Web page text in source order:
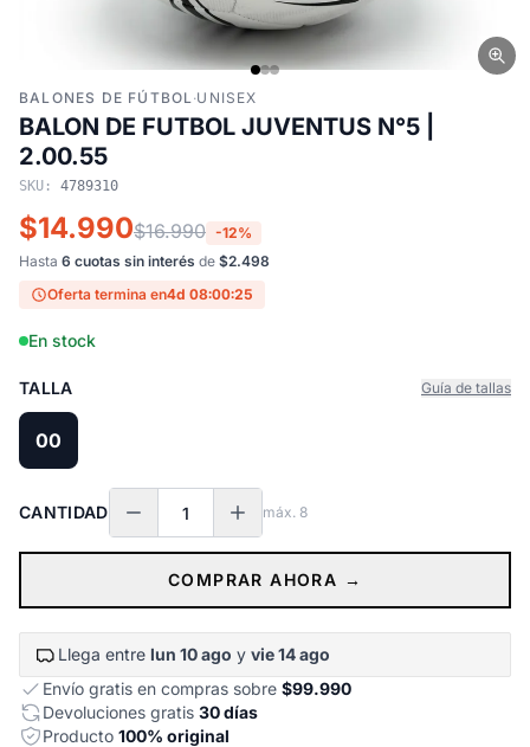
BALONES DE FÚTBOL·UNISEX
BALON DE FUTBOL JUVENTUS N°5 |
2.00.55
SKU: 4789310
$14.990$16.990 -12%
Hasta 6 cuotas sin interés de $2.498
Oferta termina en4d 08:00:24
En stock
TALLA Guía de tallas
00
CANTIDAD máx. 8
COMPRAR AHORA →
Llega entre lun 10 ago y vie 14 ago
Envío gratis en compras sobre $99.990
Devoluciones gratis 30 días
Producto 100% original